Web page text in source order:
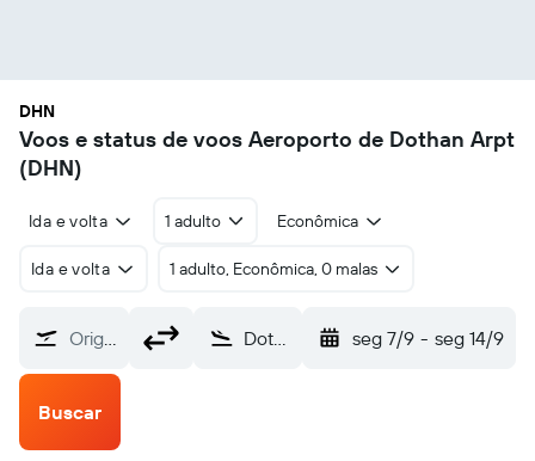
DHN
Voos e status de voos Aeroporto de Dothan Arpt
(DHN)
Ida e volta 1 adulto Econômica
Ida e volta 1 adulto, Econômica, 0 malas
Origem Dothan Arpt (DHN) seg 7/9 - seg 14/9
Buscar